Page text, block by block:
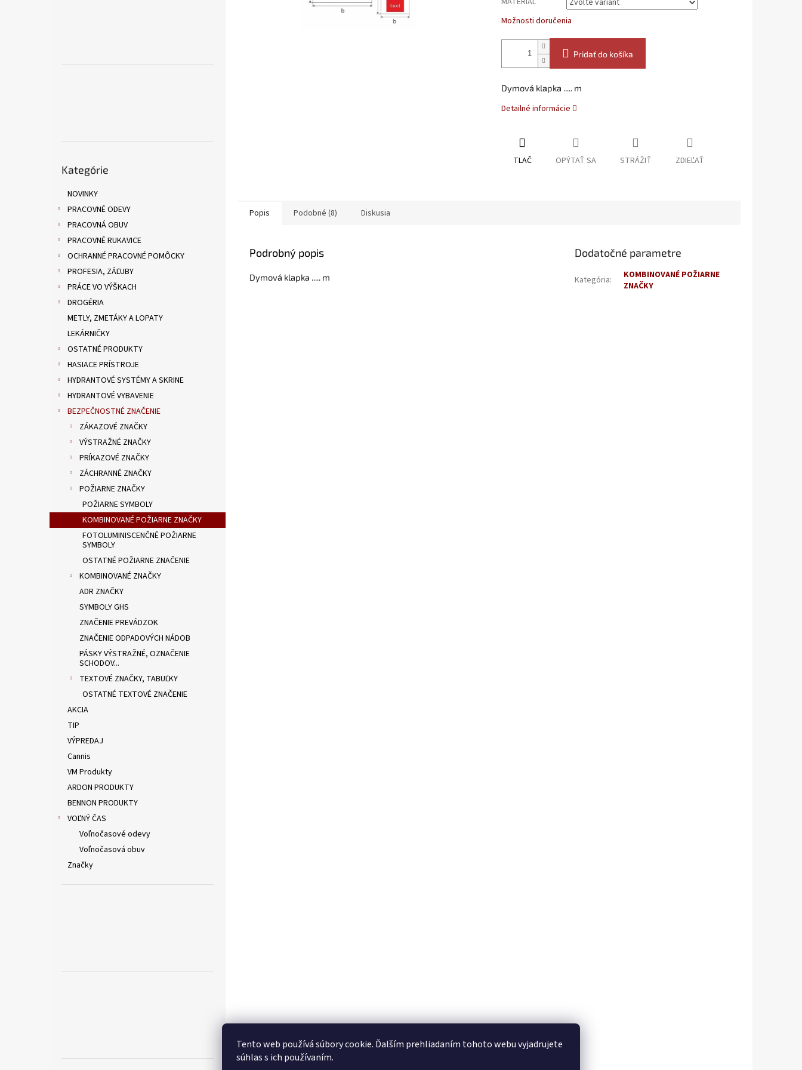
Tento web používá súbory cookie. Ďalším prehliadaním tohoto webu vyjadrujete
súhlas s ich používaním.
kategórie
Kategórie
NOVINKY
PRACOVNÉ ODEVY
PRACOVNÁ OBUV
PRACOVNÉ RUKAVICE
OCHRANNÉ PRACOVNÉ POMÔCKY
PROFESIA, ZÁĽUBY
PRÁCE VO VÝŠKACH
DROGÉRIA
METLY, ZMETÁKY A LOPATY
LEKÁRNIČKY
OSTATNÉ PRODUKTY
HASIACE PRÍSTROJE
HYDRANTOVÉ SYSTÉMY A SKRINE
HYDRANTOVÉ VYBAVENIE
BEZPEČNOSTNÉ ZNAČENIE
ZÁKAZOVÉ ZNAČKY
VÝSTRAŽNÉ ZNAČKY
PRÍKAZOVÉ ZNAČKY
ZÁCHRANNÉ ZNAČKY
POŽIARNE ZNAČKY
POŽIARNE SYMBOLY
KOMBINOVANÉ POŽIARNE ZNAČKY
FOTOLUMINISCENČNÉ POŽIARNE
SYMBOLY
OSTATNÉ POŽIARNE ZNAČENIE
KOMBINOVANÉ ZNAČKY
ADR ZNAČKY
SYMBOLY GHS
ZNAČENIE PREVÁDZOK
ZNAČENIE ODPADOVÝCH NÁDOB
PÁSKY VÝSTRAŽNÉ, OZNAČENIE
SCHODOV...
TEXTOVÉ ZNAČKY, TABUĽKY
OSTATNÉ TEXTOVÉ ZNAČENIE
AKCIA
TIP
VÝPREDAJ
Cannis
VM Produkty
ARDON PRODUKTY
BENNON PRODUKTY
VOĽNÝ ČAS
Voľnočasové odevy
Voľnočasová obuv
Značky
Možnosti doručenia
Pridať do košíka
Dymová klapka ..... m
Detailné informácie
TLAČ OPÝTAŤ SA STRÁŽIŤ ZDIEĽAŤ
Popis Podobné (8) Diskusia
Podrobný popis
Dymová klapka ..... m
Dodatočné parametre
Kategória:
KOMBINOVANÉ POŽIARNE
ZNAČKY